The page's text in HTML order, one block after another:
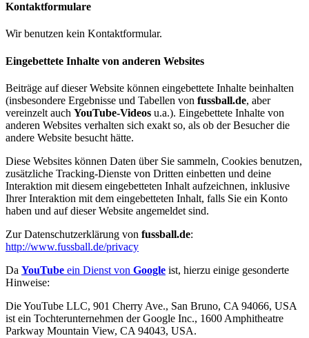
Kontaktformulare
Wir benutzen kein Kontaktformular.
Eingebettete Inhalte von anderen Websites
Beiträge auf dieser Website können eingebettete Inhalte beinhalten
(insbesondere Ergebnisse und Tabellen von fussball.de, aber
vereinzelt auch YouTube-Videos u.a.). Eingebettete Inhalte von
anderen Websites verhalten sich exakt so, als ob der Besucher die
andere Website besucht hätte.
Diese Websites können Daten über Sie sammeln, Cookies benutzen,
zusätzliche Tracking-Dienste von Dritten einbetten und deine
Interaktion mit diesem eingebetteten Inhalt aufzeichnen, inklusive
Ihrer Interaktion mit dem eingebetteten Inhalt, falls Sie ein Konto
haben und auf dieser Website angemeldet sind.
Zur Datenschutzerklärung von fussball.de:
http://www.fussball.de/privacy
Da YouTube ein Dienst von Google ist, hierzu einige gesonderte
Hinweise:
Die YouTube LLC, 901 Cherry Ave., San Bruno, CA 94066, USA
ist ein Tochterunternehmen der Google Inc., 1600 Amphitheatre
Parkway Mountain View, CA 94043, USA.